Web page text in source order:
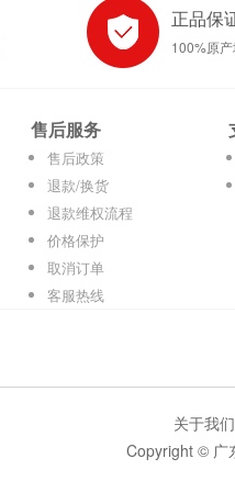
正品保
100%原
售后服务
售后政策
退款/换货
退款维权流程
价格保护
取消订单
客服热线
关于我们
Copyright © 广